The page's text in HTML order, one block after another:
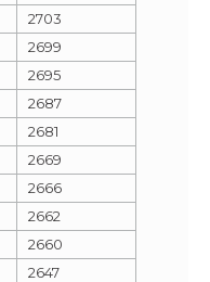
2703
2699
2695
2687
2681
2669
2666
2662
2660
2647